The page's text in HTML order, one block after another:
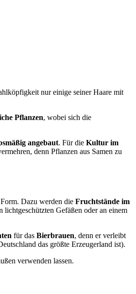
nur einige seiner Haare mit
Pflanzen, wobei sich die
angebaut. Für die Kultur im
denn Pflanzen aus Samen zu
Dazu werden die Fruchtstände im
Gefäßen oder an einem
für das Bierbrauen, denn er verleibt
das größte Erzeugerland ist).
verwenden lassen.